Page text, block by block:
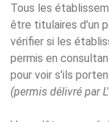
Tous les
être titulaires d'un
vérifier si les
permis en
pour voir s'ils
(permis délivré par